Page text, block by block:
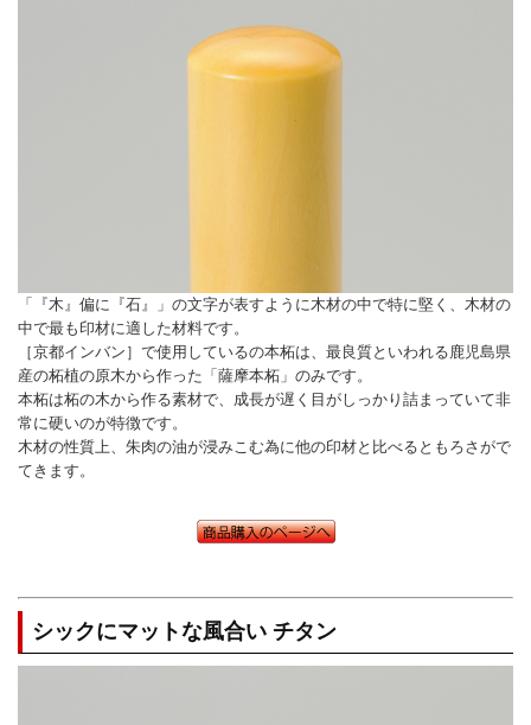
「『木』偏に『石』」の文字が表すように木材の中で特に堅く、木材の
中で最も印材に適した材料です。
［京都インバン］で使用しているの本柘は、最良質といわれる鹿児島県
産の柘植の原木から作った「薩摩本柘」のみです。
本柘は柘の木から作る素材で、成長が遅く目がしっかり詰まっていて非
常に硬いのが特徴です。
木材の性質上、朱肉の油が浸みこむ為に他の印材と比べるともろさがで
てきます。
シックにマットな風合い チタン